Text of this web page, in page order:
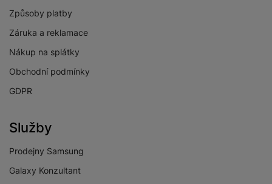
Způsoby platby
Záruka a reklamace
Nákup na splátky
Obchodní podmínky
GDPR
Služby
Prodejny Samsung
Galaxy Konzultant